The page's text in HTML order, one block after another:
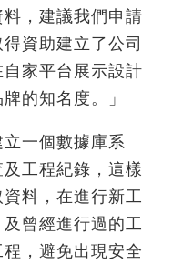
，建議我們申請
資助建立了公司
家平台展示設計
的知名度。」
立一個數據庫系
工程紀錄，這樣
料，在進行新工
曾經進行過的工
，避免出現安全